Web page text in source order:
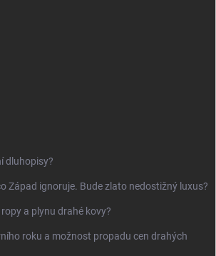
dluhopisy?
Západ ignoruje. Bude zlato nedostižný luxus?
a plynu drahé kovy?
roku a možnost propadu cen drahých